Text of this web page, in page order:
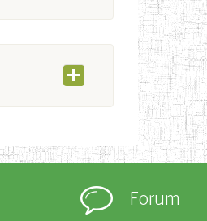
ouverture
au
Forum